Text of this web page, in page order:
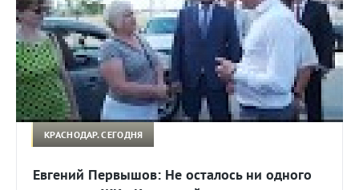
КРАСНОДАР. СЕГОДНЯ
Евгений Первышов: Не осталось ни одного